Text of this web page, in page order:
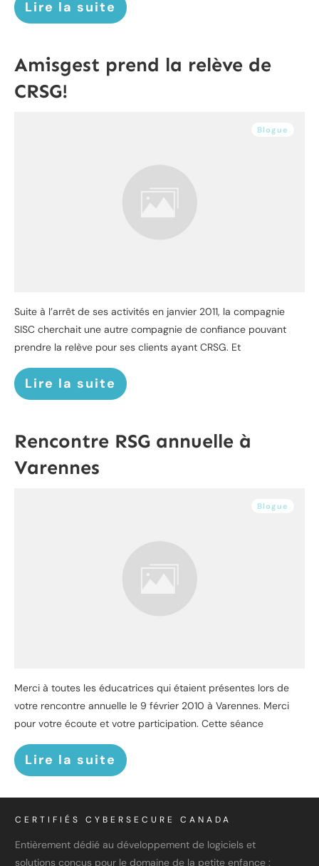
Lire la suite
Amisgest prend la relève de
CRSG!
Blogue
Suite à l’arrêt de ses activités en janvier 2011, la compagnie
SISC cherchait une autre compagnie de confiance pouvant
prendre la relève pour ses clients ayant CRSG. Et
Lire la suite
Rencontre RSG annuelle à
Varennes
Blogue
Merci à toutes les éducatrices qui étaient présentes lors de
votre rencontre annuelle le 9 février 2010 à Varennes. Merci
pour votre écoute et votre participation. Cette séance
Lire la suite
CERTIFIÉS CYBERSECURE CANADA
Entièrement dédié au développement de logiciels et
solutions conçus pour le domaine de la petite enfance :